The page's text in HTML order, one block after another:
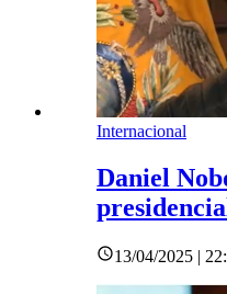
Internacional
Daniel
13/04/2025 |